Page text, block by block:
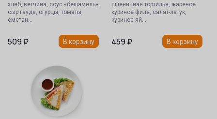
хлеб, ветчина, соус «бешамель»,
сыр гауда, огурцы, томаты,
сметан…
509 ₽ В корзину
пшеничная тортилья, жареное
куриное филе, салат-латук,
куриное яй…
459 ₽ В корзину